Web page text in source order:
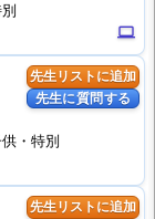
computer
先生リストに追加
先生に質問する
・特別
先生リストに追加